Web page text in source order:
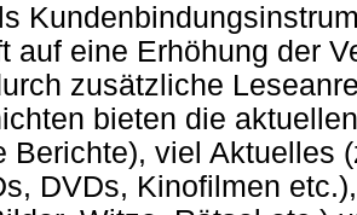
auf eine Erhöhung der
zusätzliche
bieten die
Berichte), viel Aktuelles
DVDs, Kinofilmen